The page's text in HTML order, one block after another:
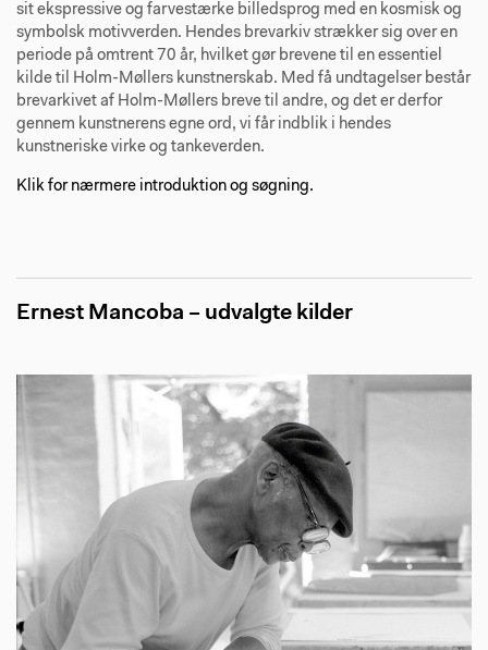
sit ekspressive og farvestærke billedsprog med en kosmisk og
symbolsk motivverden. Hendes brevarkiv strækker sig over en
periode på omtrent 70 år, hvilket gør brevene til en essentiel
kilde til Holm-Møllers kunstnerskab. Med få undtagelser består
brevarkivet af Holm-Møllers breve til andre, og det er derfor
gennem kunstnerens egne ord, vi får indblik i hendes
kunstneriske virke og tankeverden.
Klik for nærmere introduktion og søgning.
Ernest Mancoba – udvalgte kilder